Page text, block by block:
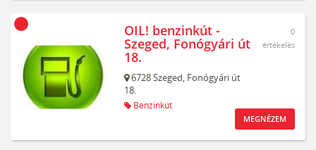
OIL! benzinkút -
Szeged, Fonógyári út
18.
6728Szeged, Fonógyári út
18.
Benzinkút
0
értékelés
MEGNÉZEM